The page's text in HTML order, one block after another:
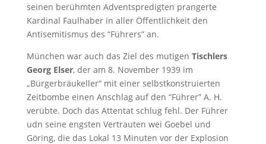
seinen berühmten Adventspredigten prangerte
Kardinal Faulhaber in aller Öffentlichkeit den
Antisemitismus des “Führers” an.
München war auch das Ziel des mutigen Tischlers
Georg Elser, der am 8. November 1939 im
„Bürgerbräukeller“ mit einer selbstkonstruierten
Zeitbombe einen Anschlag auf den “Führer” A. H.
verübte. Doch das Attentat schlug fehl. Der Führer
udn seine engsten Vertrauten wei Goebel und
Göring, die das Lokal 13 Minuten vor der Explosion